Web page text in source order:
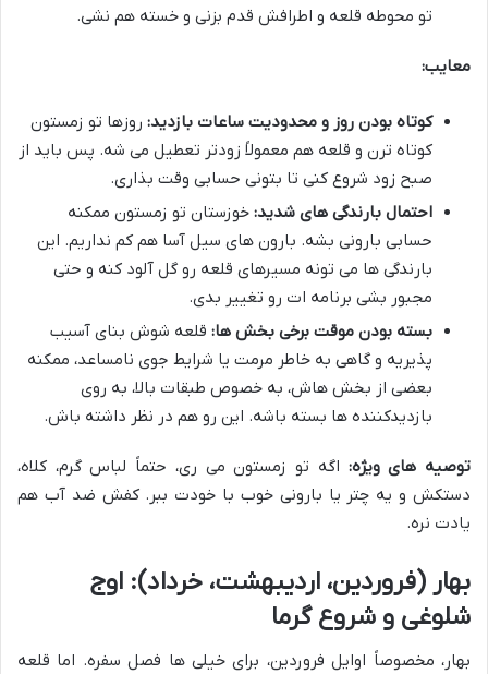
تو محوطه قلعه و اطرافش قدم بزنی و خسته هم نشی.
معایب:
کوتاه بودن روز و محدودیت ساعات بازدید: روزها تو زمستون
کوتاه ترن و قلعه هم معمولاً زودتر تعطیل می شه. پس باید از
صبح زود شروع کنی تا بتونی حسابی وقت بذاری.
احتمال بارندگی های شدید: خوزستان تو زمستون ممکنه
حسابی بارونی بشه. بارون های سیل آسا هم کم نداریم. این
بارندگی ها می تونه مسیرهای قلعه رو گل آلود کنه و حتی
مجبور بشی برنامه ات رو تغییر بدی.
بسته بودن موقت برخی بخش ها: قلعه شوش بنای آسیب
پذیریه و گاهی به خاطر مرمت یا شرایط جوی نامساعد، ممکنه
بعضی از بخش هاش، به خصوص طبقات بالا، به روی
بازدیدکننده ها بسته باشه. این رو هم در نظر داشته باش.
توصیه های ویژه: اگه تو زمستون می ری، حتماً لباس گرم، کلاه،
دستکش و یه چتر یا بارونی خوب با خودت ببر. کفش ضد آب هم
یادت نره.
بهار (فروردین، اردیبهشت، خرداد): اوج
شلوغی و شروع گرما
بهار، مخصوصاً اوایل فروردین، برای خیلی ها فصل سفره. اما قلعه